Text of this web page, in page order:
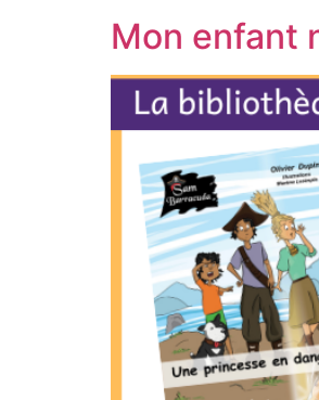
Mon enfant